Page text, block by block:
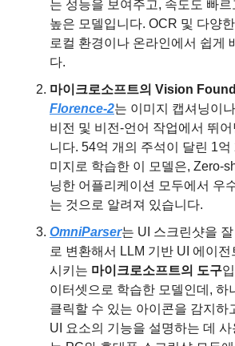
는 성능을 보여주고, 속도도 빠
높은 모델입니다. OCR 및 다양
로컬 환경이나 온라인에서 쉽게
다.
마이크로소프트의 Vision
Florence-2는 이미지 캡셔닝이
비전 및 비전-언어 작업에서 뛰
니다. 54억 개의 주석이 달린 1억
미지로 학습한 이 모델은, Zero-
닝한 어플리케이션 모두에서 우
는 것으로 알려져 있습니다.
OmniParser는 UI 스크린샷을
로 변환해서 LLM 기반 UI 에이
시키는 마이크로소프트의 도구
이터셋으로 학습한 모델인데, 하
클릭할 수 있는 아이콘을 감지하
UI 요소의 기능을 설명하는 데